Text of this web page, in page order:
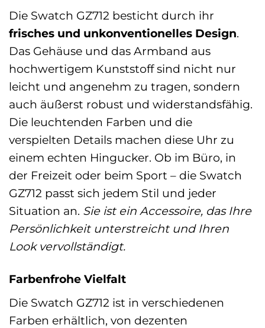
Die Swatch GZ712 besticht durch ihr
frisches und unkonventionelles Design.
Das Gehäuse und das Armband aus
hochwertigem Kunststoff sind nicht nur
leicht und angenehm zu tragen, sondern
auch äußerst robust und widerstandsfähig.
Die leuchtenden Farben und die
verspielten Details machen diese Uhr zu
einem echten Hingucker. Ob im Büro, in
der Freizeit oder beim Sport – die Swatch
GZ712 passt sich jedem Stil und jeder
Situation an. Sie ist ein Accessoire, das Ihre
Persönlichkeit unterstreicht und Ihren
Look vervollständigt.
Farbenfrohe Vielfalt
Die Swatch GZ712 ist in verschiedenen
Farben erhältlich, von dezenten